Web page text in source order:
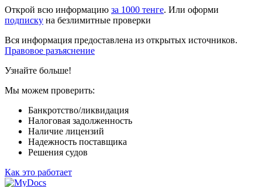
Открой всю информацию за 1000 тенге. Или оформи
подписку на безлимитные проверки
Вся информация предоставлена из открытых источников.
Правовое разъяснение
Узнайте больше!
Мы можем проверить:
Банкротство/ликвидация
Налоговая задолженность
Наличие лицензий
Надежность поставщика
Решения судов
Как это работает